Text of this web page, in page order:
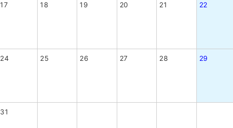
17 18 19 20 21 22
24 25 26 27 28 29
31